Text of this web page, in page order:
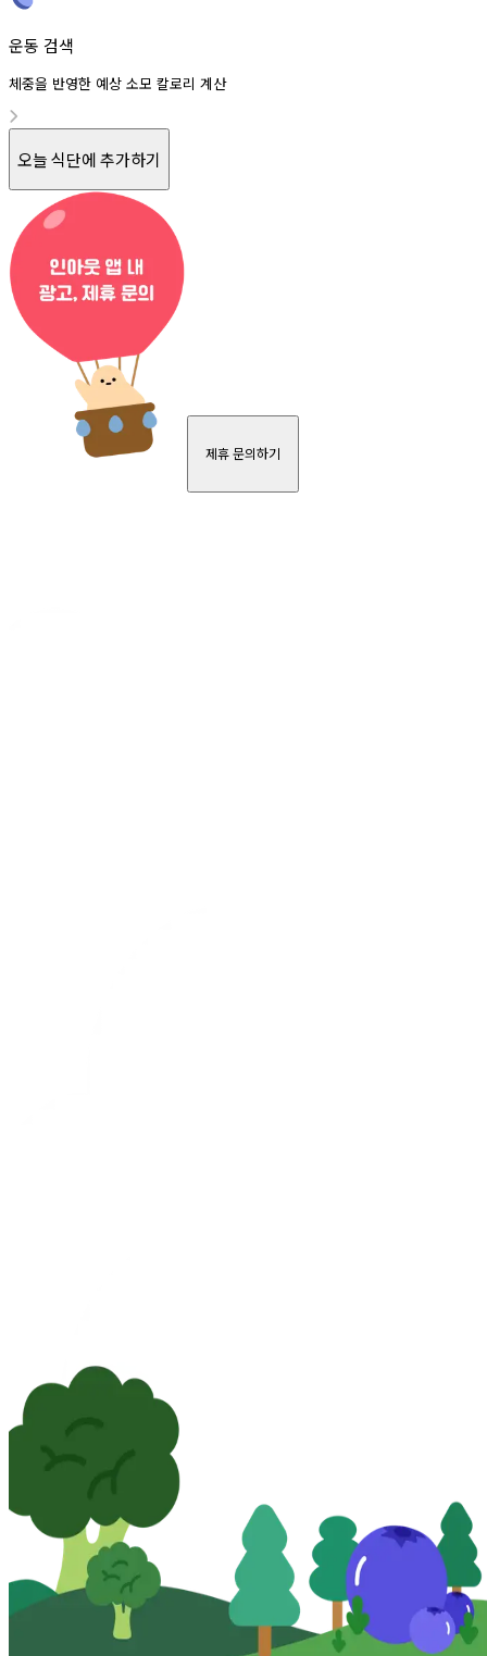
운동 검색
체중을 반영한 예상 소모 칼로리 계산
오늘 식단에 추가하기
제휴 문의하기